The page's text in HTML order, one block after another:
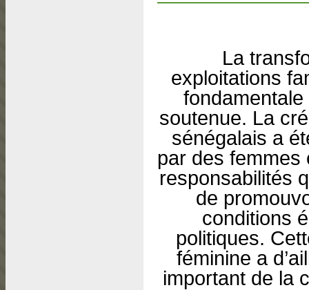
La
exploitations
soutenue. La
sénégalais a
par des femmes
responsabilités
de
conditions
politiques.
féminine a
important de la